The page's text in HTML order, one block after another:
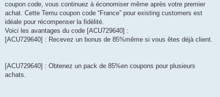
coupon code, vous continuez à économiser même après votre premier
achat. Cette Temu coupon code “France” pour existing customers est
idéale pour récompenser la fidélité.
Voici les avantages du code [ACU729640] :
[ACU729640] : Recevez un bonus de 85%même si vous êtes déjà client.
[ACU729640] : Obtenez un pack de 85%en coupons pour plusieurs
achats.